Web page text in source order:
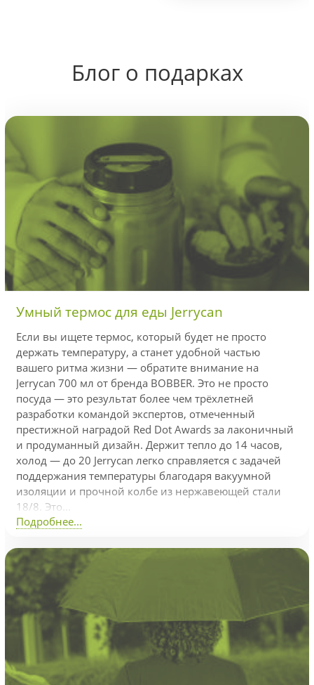
Блог о подарках
Умный термос для еды Jerrycan
Если вы ищете термос, который будет не просто
держать температуру, а станет удобной частью
вашего ритма жизни — обратите внимание на
Jerrycan 700 мл от бренда BOBBER. Это не просто
посуда — это результат более чем трёхлетней
разработки командой экспертов, отмеченный
престижной наградой Red Dot Awards за лаконичный
и продуманный дизайн. Держит тепло до 14 часов,
холод — до 20 Jerrycan легко справляется с задачей
поддержания температуры благодаря вакуумной
изоляции и прочной колбе из нержавеющей стали
18/8. Это...
Подробнее...